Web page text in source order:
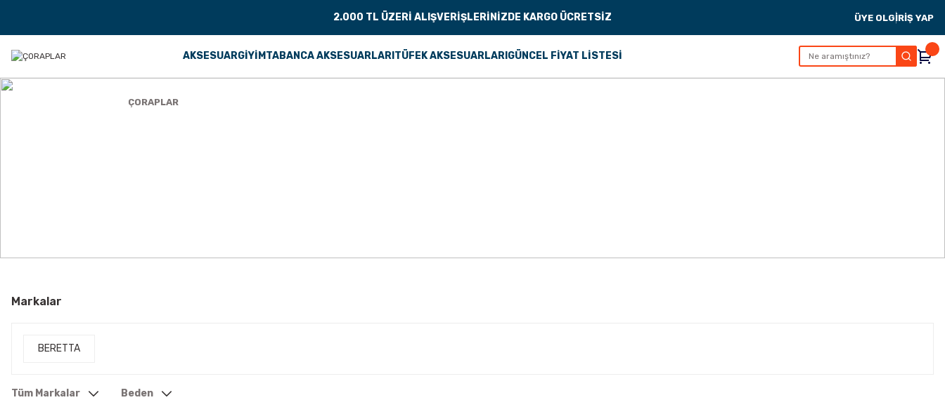
2.000 TL ÜZERİ ALIŞVERİŞLERİNİZDE KARGO ÜCRETSİZ ÜYE OLGİRİŞ YAP
AKSESUARGİYİMTABANCA AKSESUARLARI TÜFEK AKSESUARLARI GÜNCEL FİYAT LİSTESİ
ÇORAPLAR
Markalar
BERETTA
Tüm Markalar Beden